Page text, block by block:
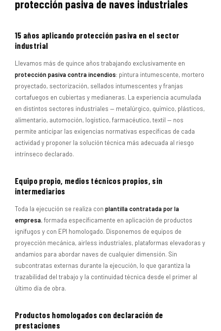
protección pasiva de naves industriales
15 años aplicando protección pasiva en el sector
industrial
Llevamos más de quince años trabajando exclusivamente en
protección pasiva contra incendios: pintura intumescente, mortero
proyectado, sectorización, sellados intumescentes y franjas
cortafuegos en cubiertas y medianeras. La experiencia acumulada
en distintos sectores industriales — metalúrgico, químico, plásticos,
alimentario, automoción, logístico, farmacéutico, textil — nos
permite anticipar las exigencias normativas específicas de cada
actividad y proponer la solución técnica más adecuada al riesgo
intrínseco declarado.
Equipo propio, medios técnicos propios, sin
intermediarios
Toda la ejecución se realiza con plantilla contratada por la
empresa, formada específicamente en aplicación de productos
ignífugos y con EPI homologado. Disponemos de equipos de
proyección mecánica, airless industriales, plataformas elevadoras y
andamios para abordar naves de cualquier dimensión. Sin
subcontratas externas durante la ejecución, lo que garantiza la
trazabilidad del trabajo y la continuidad técnica desde el primer al
último día de obra.
Productos homologados con declaración de
prestaciones